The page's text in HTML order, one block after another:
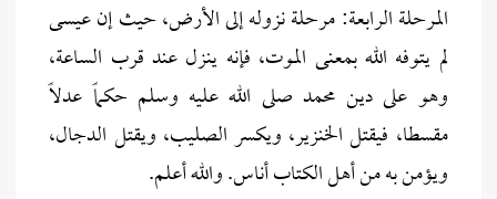
المرحلة الرابعة: مرحلة نزوله إلى الأرض، حيث إن عيسى
لم يتوفه الله بمعنى الموت، فإنه ينزل عند قرب الساعة،
وهو على دين محمد صلى الله عليه وسلم حكماً عدلاً
مقسطا، فيقتل الخنزير، ويكسر الصليب، ويقتل الدجال،
ويؤمن به من أهل الكتاب أناس. والله أعلم.